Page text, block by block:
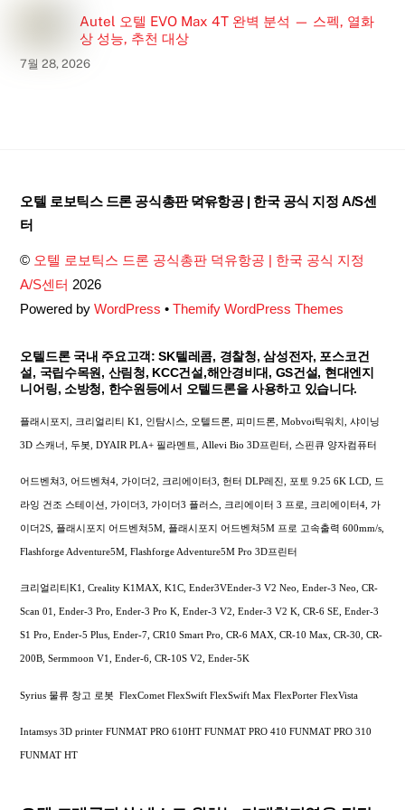
Autel 오텔 EVO Max 4T 완벽 분석 — 스펙, 열화
상 성능, 추천 대상
7월 28, 2026
Back
오텔 로보틱스 드론 공식총판 덕유항공 | 한국 공식 지정 A/S센
터
© 오텔 로보틱스 드론 공식총판 덕유항공 | 한국 공식 지정
A/S센터 2026
Powered byWordPress •Themify WordPress Themes
오텔드론 국내 주요고객: SK텔레콤, 경찰청, 삼성전자, 포스코건
설, 국립수목원, 산림청, KCC건설,해안경비대, GS건설, 현대엔지
니어링, 소방청, 한수원등에서 오텔드론을 사용하고 있습니다.
플래시포지, 크리얼리티 K1, 인탐시스, 오텔드론, 피미드론, Mobvoi틱워치, 샤이닝
3D 스캐너, 두봇, DYAIR PLA+ 필라멘트, Allevi Bio 3D프린터, 스핀큐 양자컴퓨터
어드벤쳐3, 어드벤쳐4, 가이더2, 크리에이터3, 헌터 DLP레진, 포토 9.25 6K LCD, 드
라잉 건조 스테이션, 가이더3, 가이더3 플러스, 크리에이터 3 프로, 크리에이터4, 가
이더2S, 플래시포지 어드벤쳐5M, 플래시포지 어드벤쳐5M 프로 고속출력 600mm/s,
Flashforge Adventure5M, Flashforge Adventure5M Pro 3D프린터
크리얼리티K1, Creality K1MAX, K1C, Ender3VEnder-3 V2 Neo, Ender-3 Neo, CR-
Scan 01, Ender-3 Pro, Ender-3 Pro K, Ender-3 V2, Ender-3 V2 K, CR-6 SE, Ender-3
S1 Pro, Ender-5 Plus, Ender-7, CR10 Smart Pro, CR-6 MAX, CR-10 Max, CR-30, CR-
200B, Sermmoon V1, Ender-6, CR-10S V2, Ender-5K
Syrius 물류 창고 로봇 FlexComet FlexSwift FlexSwift Max FlexPorter FlexVista
Intamsys 3D printer FUNMAT PRO 610HT FUNMAT PRO 410 FUNMAT PRO 310
FUNMAT HT